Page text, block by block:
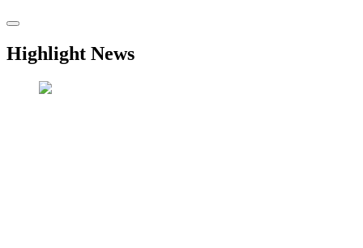
Highlight News